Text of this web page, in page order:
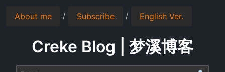
About me / Subscribe / English Ver.
Creke Blog | 梦溪博客